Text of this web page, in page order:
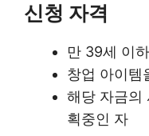
신청 자격
만 39세 이
창업 아이템
해당 자금의
획중인 자